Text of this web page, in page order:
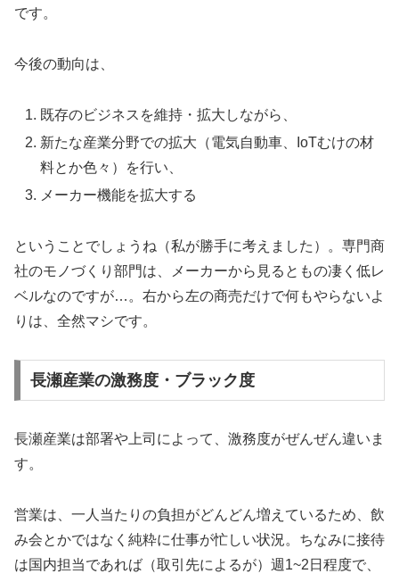
です。
今後の動向は、
既存のビジネスを維持・拡大しながら、
新たな産業分野での拡大（電気自動車、IoTむけの材
料とか色々）を行い、
メーカー機能を拡大する
ということでしょうね（私が勝手に考えました）。専門商
社のモノづくり部門は、メーカーから見るともの凄く低レ
ベルなのですが…。右から左の商売だけで何もやらないよ
りは、全然マシです。
長瀬産業の激務度・ブラック度
長瀬産業は部署や上司によって、激務度がぜんぜん違いま
す。
営業は、一人当たりの負担がどんどん増えているため、飲
み会とかではなく純粋に仕事が忙しい状況。ちなみに接待
は国内担当であれば（取引先によるが）週1~2日程度で、